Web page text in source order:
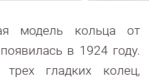
модель кольца от
в 1924 году.
гладких колец,